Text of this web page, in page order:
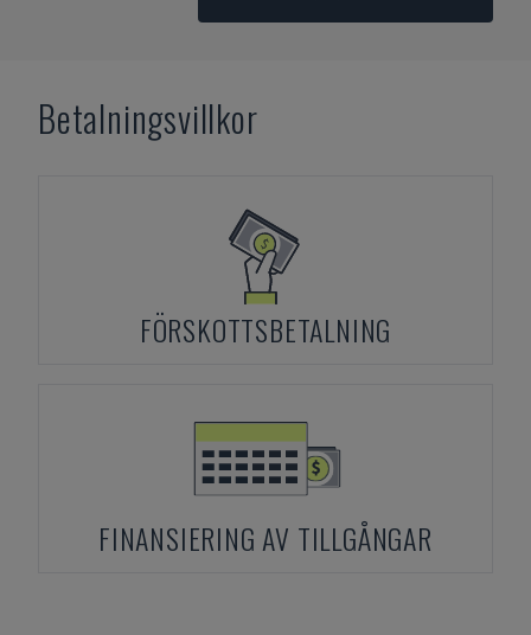
Betalningsvillkor
FÖRSKOTTSBETALNING
FINANSIERING AV TILLGÅNGAR